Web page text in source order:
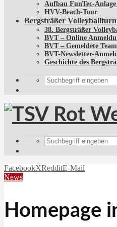
Aufbau FunTec-
HVV-Beach-Tour
Bergsträßer
38. Bergsträßer
BVT – Online
BVT – Gemeldete
BVT-Newsletter-
Geschichte des
FacebookXRedditE-Mail
News
Homepage